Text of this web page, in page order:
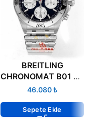
BREITLING
CHRONOMAT B01 42
AB0134101B1A1
₺
Sepete Ekle